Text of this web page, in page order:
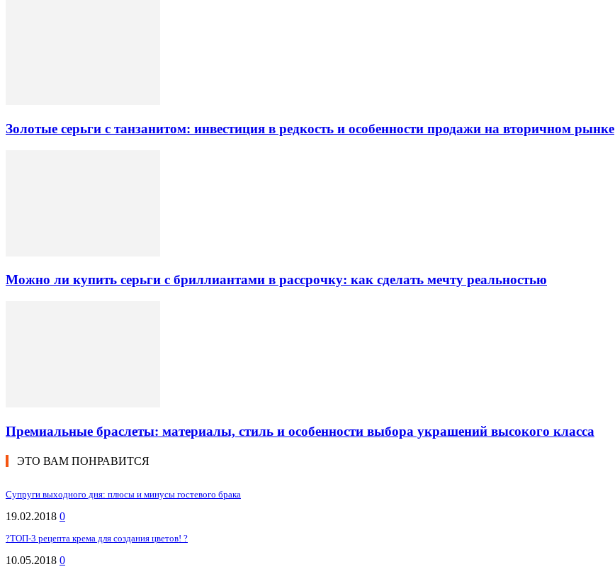
Золотые серьги с танзанитом: инвестиция в редкость и особенности продажи на вторичном рынке
Можно ли купить серьги с бриллиантами в рассрочку: как сделать мечту реальностью
Премиальные браслеты: материалы, стиль и особенности выбора украшений высокого класса
ЭТО ВАМ ПОНРАВИТСЯ
Супруги выходного дня: плюсы и минусы гостевого брака
19.02.2018 0
?ТОП-3 рецепта крема для создания цветов! ?
10.05.2018 0